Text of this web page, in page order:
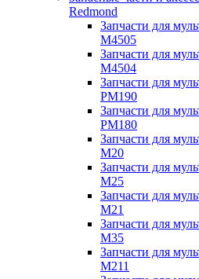
Redmond
Запчасти для
M4505
Запчасти для
M4504
Запчасти для
PM190
Запчасти для
PM180
Запчасти для
M20
Запчасти для
M25
Запчасти для
M21
Запчасти для
M35
Запчасти для
M211